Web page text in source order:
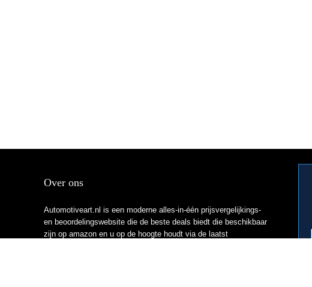
Over ons
Automotiveart.nl is een moderne alles-in-één prijsvergelijkings-
en beoordelingswebsite die de beste deals biedt die beschikbaar
zijn op amazon en u op de hoogte houdt via de laatst